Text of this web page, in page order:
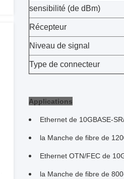
sensibilité (de dBm)
Récepteur
Niveau de signal
Type de connecteur
Applications
Ethernet de 10GBASE-
la Manche de fibre de
Ethernet OTN/FEC de
la Manche de fibre de